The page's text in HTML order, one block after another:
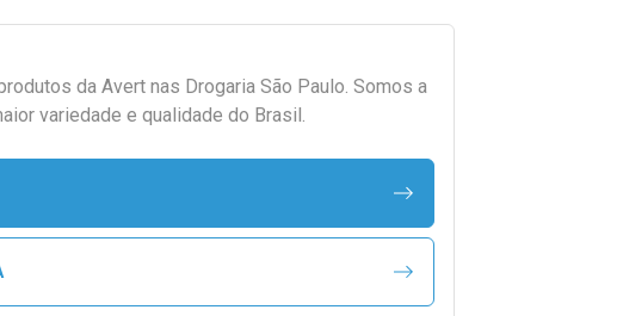
da Avert nas Drogaria São Paulo. Somos a
variedade e qualidade do Brasil.